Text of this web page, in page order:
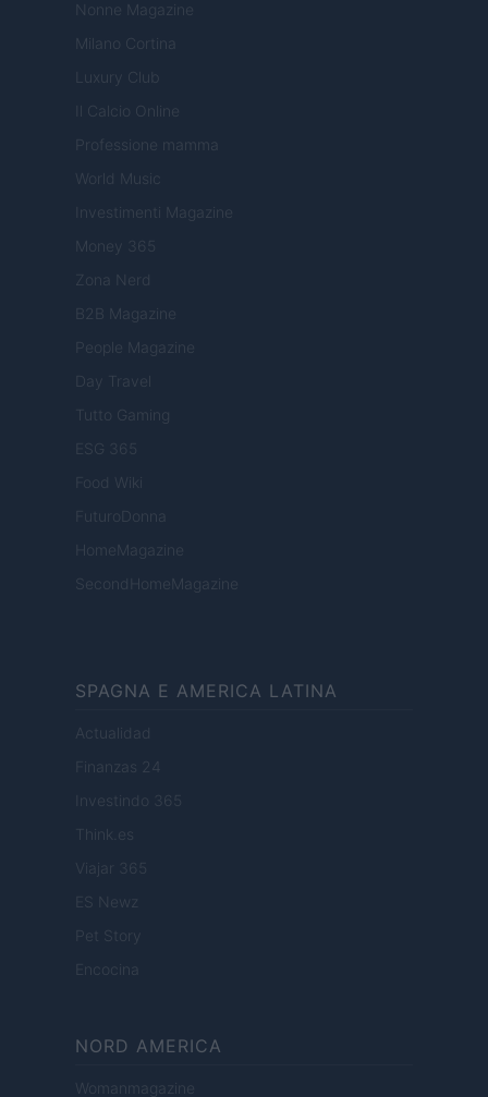
Nonne Magazine
Milano Cortina
Luxury Club
Il Calcio Online
Professione mamma
World Music
Investimenti Magazine
Money 365
Zona Nerd
B2B Magazine
People Magazine
Day Travel
Tutto Gaming
ESG 365
Food Wiki
FuturoDonna
HomeMagazine
SecondHomeMagazine
SPAGNA E AMERICA LATINA
Actualidad
Finanzas 24
Investindo 365
Think.es
Viajar 365
ES Newz
Pet Story
Encocina
NORD AMERICA
Womanmagazine